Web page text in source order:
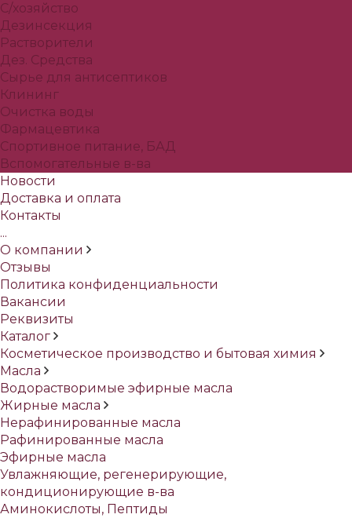
С/хозяйство
Дезинсекция
Растворители
Дез. Средства
Сырье для антисептиков
Клининг
Очистка воды
Фармацевтика
Спортивное питание, БАД
Вспомогательные в-ва
Новости
Доставка и оплата
Контакты
...
О компании
Отзывы
Политика конфиденциальности
Вакансии
Реквизиты
Каталог
Косметическое производство и бытовая химия
Масла
Водорастворимые эфирные масла
Жирные масла
Нерафинированные масла
Рафинированные масла
Эфирные масла
Увлажняющие, регенерирующие,
кондиционирующие в-ва
Аминокислоты, Пептиды